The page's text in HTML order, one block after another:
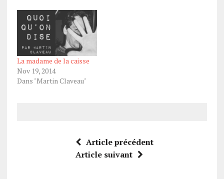
La madame de la caisse
Nov 19, 2014
Dans "Martin Claveau"
Article précédent
Article suivant